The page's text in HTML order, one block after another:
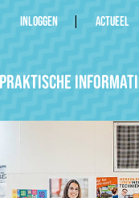
INLOGGEN ACTUEEL
Praktische